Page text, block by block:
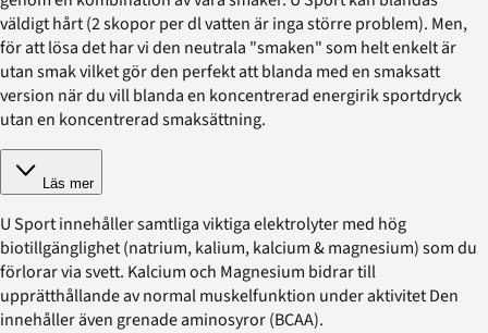
väldigt hårt (2 skopor per dl vatten är inga större problem). Men,
för att lösa det har vi den neutrala "smaken" som helt enkelt är
utan smak vilket gör den perfekt att blanda med en smaksatt
version när du vill blanda en koncentrerad energirik sportdryck
utan en koncentrerad smaksättning.
Läs mer
U Sport innehåller samtliga viktiga elektrolyter med hög
biotillgänglighet (natrium, kalium, kalcium & magnesium) som du
förlorar via svett. Kalcium och Magnesium bidrar till
upprätthållande av normal muskelfunktion under aktivitet Den
innehåller även grenade aminosyror (BCAA).